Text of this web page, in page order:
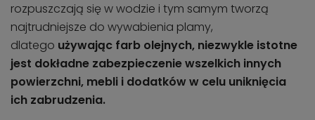
rozpuszczają się w wodzie i tym samym tworzą
najtrudniejsze do wywabienia plamy,
dlatego używając farb olejnych, niezwykle istotne
jest dokładne zabezpieczenie wszelkich innych
powierzchni, mebli i dodatków w celu uniknięcia
ich zabrudzenia.